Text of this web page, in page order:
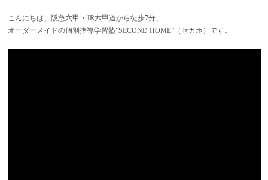
こんにちは、阪急六甲・JR六甲道から徒歩7分、
オーダーメイドの個別指導学習塾”SECOND HOME”（セカホ）です。